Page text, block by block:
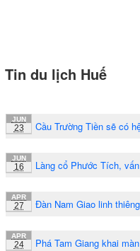
Tin du lịch Huế
JUN
23 Cầu Trường Tiền sẽ có
JUN
16 Làng cổ Phước Tích,
APR
27 Đàn Nam Giao linh
APR
24 Phá Tam Giang khai